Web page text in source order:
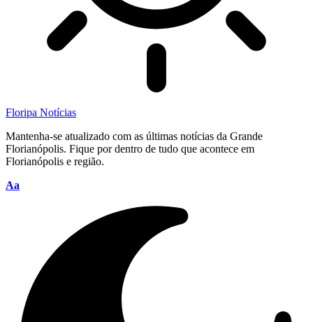
Floripa Notícias
Mantenha-se atualizado com as últimas notícias da Grande
Florianópolis. Fique por dentro de tudo que acontece em
Florianópolis e região.
Font
Aa